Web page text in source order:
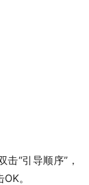
“引导顺序”，
。